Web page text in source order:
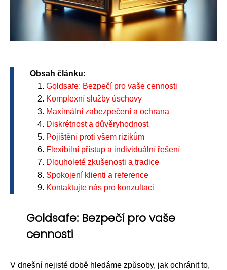
Obsah článku:
Goldsafe: Bezpečí pro vaše cennosti
Komplexní služby úschovy
Maximální zabezpečení a ochrana
Diskrétnost a důvěryhodnost
Pojištění proti všem rizikům
Flexibilní přístup a individuální řešení
Dlouholeté zkušenosti a tradice
Spokojení klienti a reference
Kontaktujte nás pro konzultaci
Goldsafe: Bezpečí pro vaše
cennosti
V dnešní nejisté době hledáme způsoby, jak ochránit to,